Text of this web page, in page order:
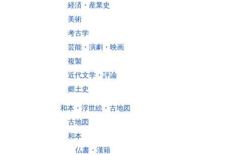
経済・産業史
美術
考古学
芸能・演劇・映画
複製
近代文学・評論
郷土史
和本・浮世絵・古地図
古地図
和本
仏書・漢籍